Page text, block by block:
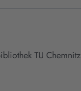
TU Chemnitz